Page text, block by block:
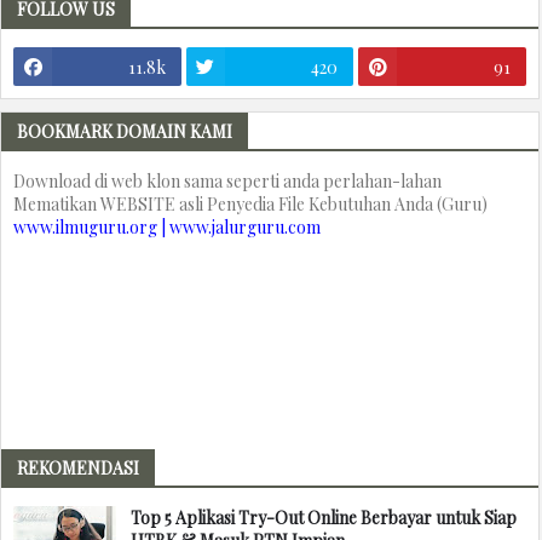
FOLLOW US
11.8k 420 91
BOOKMARK DOMAIN KAMI
Download di web klon sama seperti anda perlahan-lahan
Mematikan WEBSITE asli Penyedia File Kebutuhan Anda (Guru)
www.ilmuguru.org | www.jalurguru.com
REKOMENDASI
Top 5 Aplikasi Try-Out Online Berbayar untuk Siap